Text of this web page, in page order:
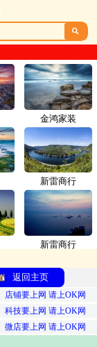

金鸿家装
新雷商行
新雷商行
返回主页
店铺要上网 请上OK网
科技要上网 请上OK网
微店要上网 请上OK网